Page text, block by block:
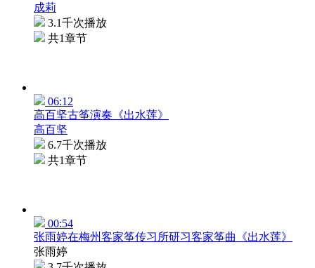
成莉
3.1千次播放
共1章节
06:12
高百坚古筝演奏《出水莲》
高百坚
6.7千次播放
共1章节
00:54
张雨婷在梅州客家筝传习所研习客家筝曲《出水莲》
张雨婷